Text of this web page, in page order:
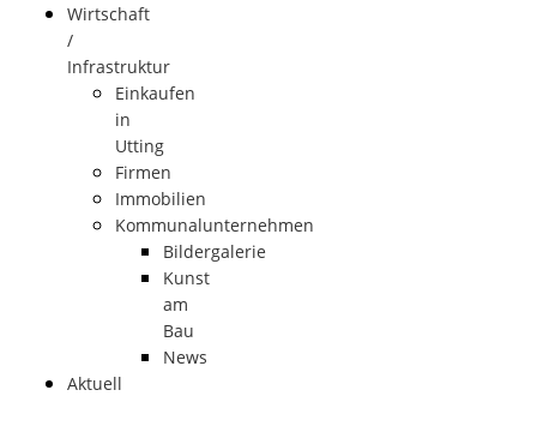
Wirtschaft
/
Infrastruktur
Einkaufen
in
Utting
Firmen
Immobilien
Kommunalunternehmen
Bildergalerie
Kunst
am
Bau
News
Aktuell